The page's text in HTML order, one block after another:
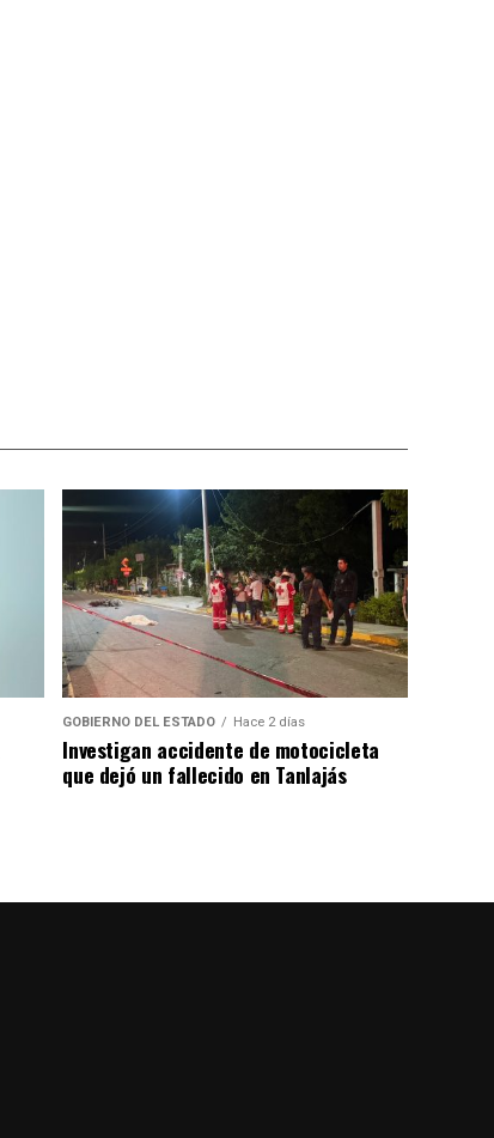
GOBIERNO DEL ESTADO Hace 2 días
Investigan accidente de motocicleta
que dejó un fallecido en Tanlajás